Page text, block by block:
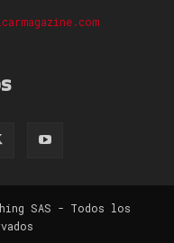
SAS - Todos los